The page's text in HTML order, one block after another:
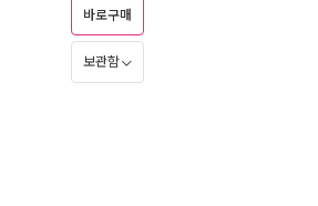
바로구매
보관함